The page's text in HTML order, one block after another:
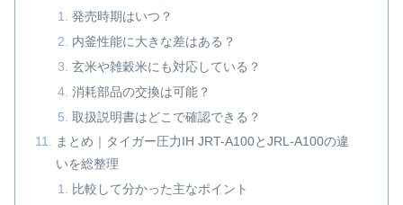
発売時期はいつ？
内釜性能に大きな差はある？
玄米や雑穀米にも対応している？
消耗部品の交換は可能？
取扱説明書はどこで確認できる？
まとめ｜タイガー圧力IH JRT-A100とJRL-A100の違
いを総整理
比較して分かった主なポイント